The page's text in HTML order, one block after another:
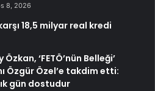
8, 2026
18,5 milyar real kredi
Özkan, ‘FETÖ’nün Belleği’
Özgür Özel’e takdim etti:
gün dostudur